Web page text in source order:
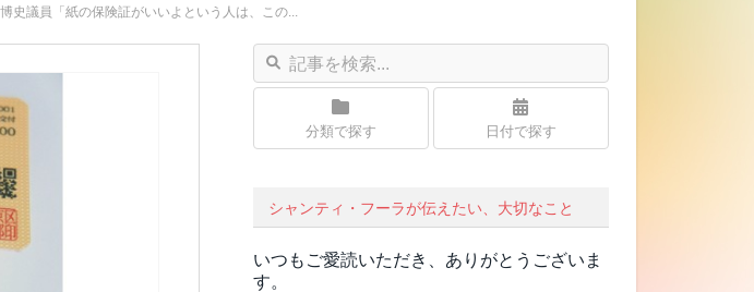
史議員「紙の保険証がいいよという人は、この...
分類で探す 日付で探す
シャンティ・フーラが伝えたい、大切なこと
いつもご愛読いただき、ありがとうございま
す。